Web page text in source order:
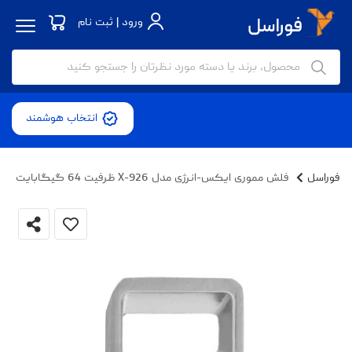
ورود | ثبت نام
انتخاب هوشمند
فوراسل فلش مموری ایکس-انرژی مدل X-926 ظرفیت 64 گیگابایت